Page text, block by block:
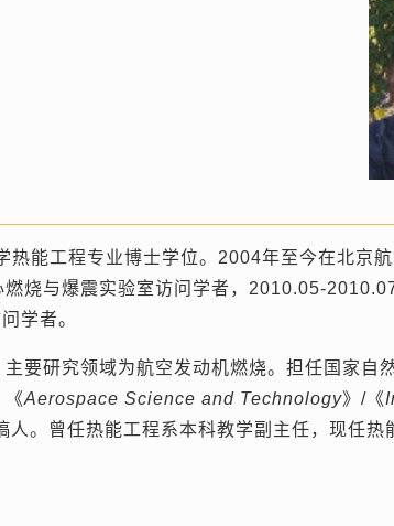
热能工程专业博士学位。 2004年至今在北京
烧与爆震实验室访问学者， 2010.05-
学者。
要研究领域为航空发动机燃烧。担任国家自
《Aerospace Science and Technology》 / 《
人。曾任热能工程系本科教学副主任，现任热